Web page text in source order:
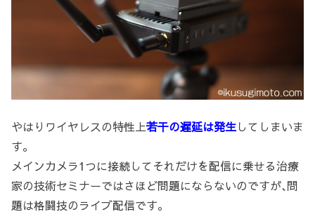
やはりワイヤレスの特性上若干の遅延は発生してしまいま
す。
メインカメラ1つに接続してそれだけを配信に乗せる治療
家の技術セミナーではさほど問題にならないのですが､問
題は格闘技のライブ配信です。